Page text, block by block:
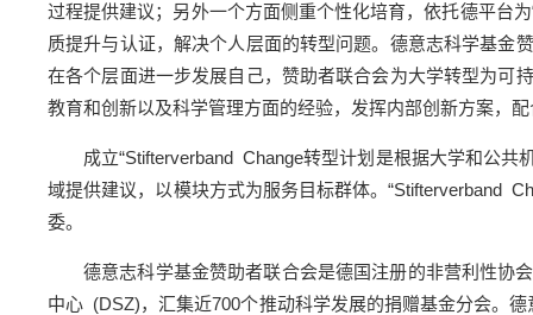
过程提供建议；另外一个方面侧重个性化培育，依托德平台
质提升与认证，解决个人层面的转型问题。德意志科学基金
在各个层面进一步发展自己，赞助者联合会为大学转型为可
教育和创新以及科学管理方面的经验，发挥内部创新方案，
成立“Stifterverband Change转型计划是根据大学和公
域提供建议，以模块方式为服务目标群体。“Stifterverband
委。
德意志科学基金赞助者联合会是德国注册的非营利性协
中心 (DSZ)，汇集近700个推动科学发展的捐赠基金分会。